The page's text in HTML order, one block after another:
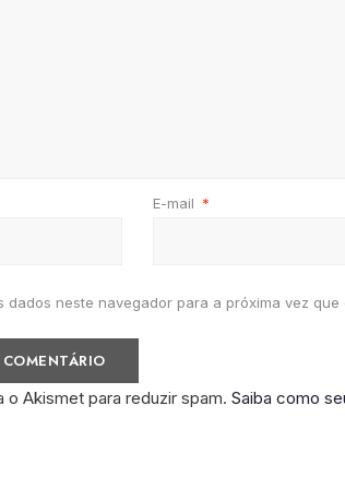
E-mail *
dados neste navegador para a próxima vez que
o Akismet para reduzir spam. Saiba como